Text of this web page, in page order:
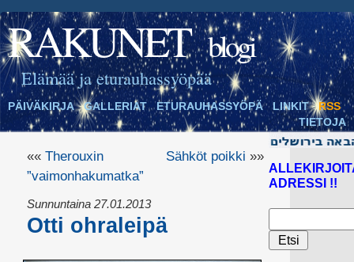
RAKUNET blogi
Elämää ja eturauhassyöpää
PÄIVÄKIRJA GALLERIAT ETURAUHASSYÖPÄ LINKIT
RSS
TIETOJA
«« Therouxin
”vaimonhakumatka”
Sähköt poikki »»
Sunnuntaina 27.01.2013
Otti ohraleipä
ADRESSI !!